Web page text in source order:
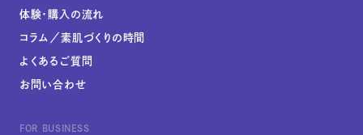
その他
Others
体験・購入の流れ
コラム／素肌づくりの時間
よくあるご質問
お問い合わせ
FOR BUSINESS